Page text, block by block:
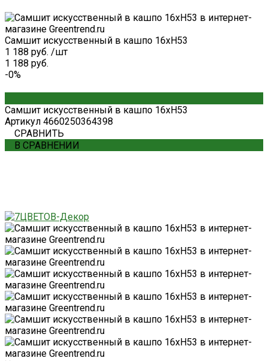
Самшит искусственный в кашпо 16xH53
1 188 руб. /шт
1 188 руб.
-0%
Самшит искусственный в кашпо 16xH53
Артикул 4660250364398
СРАВНИТЬ
В СРАВНЕНИИ